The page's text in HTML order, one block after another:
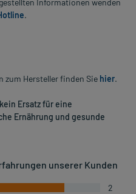
Informationen wenden
.
zum Hersteller finden Sie hier.
Ersatz für eine
Ernährung und gesunde
unserer Kunden
2